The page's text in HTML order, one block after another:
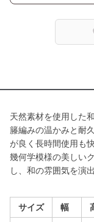
天然素材を使用した
籐編みの温かみと耐
が良く長時間使用も快
幾何学模様の美しい
し、和の雰囲気を演
サイズ 幅